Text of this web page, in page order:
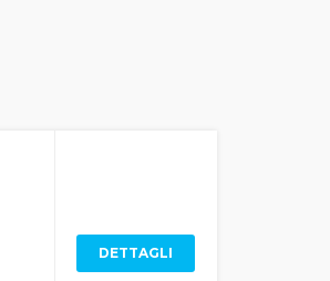
DETTAGLI